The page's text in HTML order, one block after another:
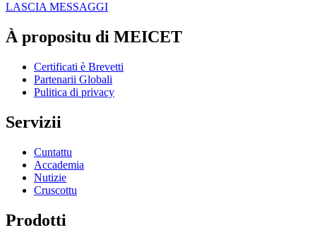
LASCIA MESSAGGI
À propositu di MEICET
Certificati è Brevetti
Partenarii Globali
Pulitica di privacy
Servizii
Cuntattu
Accademia
Nutizie
Cruscottu
Prodotti